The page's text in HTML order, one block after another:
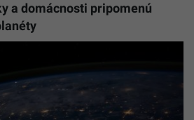
a domácnosti pripomenú